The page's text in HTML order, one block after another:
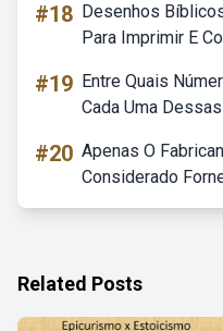
#18 Desenhos
Para Imprimir E
#19 Entre Quais
Cada Uma
#20 Apenas O
Considerado
Related Posts